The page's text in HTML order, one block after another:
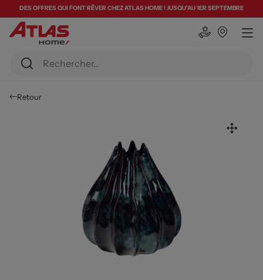
DES OFFRES QUI FONT RÊVER CHEZ ATLAS HOME ! JUSQU'AU 1ER SEPTEMBRE
Retour